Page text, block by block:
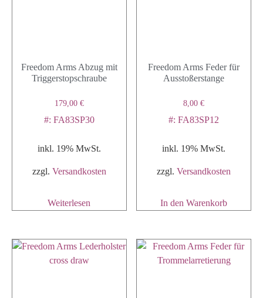
Freedom Arms Abzug mit
Triggerstopschraube
179,00 €
#: FA83SP30
inkl. 19% MwSt.
zzgl. Versandkosten
Weiterlesen
Freedom Arms Feder für
Ausstoßerstange
8,00€
#: FA83SP12
inkl. 19% MwSt.
zzgl.Versandkosten
In den Warenkorb